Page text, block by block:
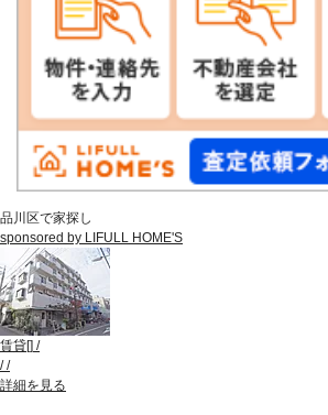
品川区で家探し
sponsored by LIFULL HOME'S
賃貸[] /
//
詳細を見る